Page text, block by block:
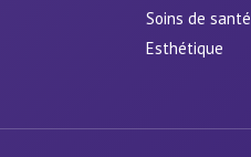
Soins de santé
Esthétique